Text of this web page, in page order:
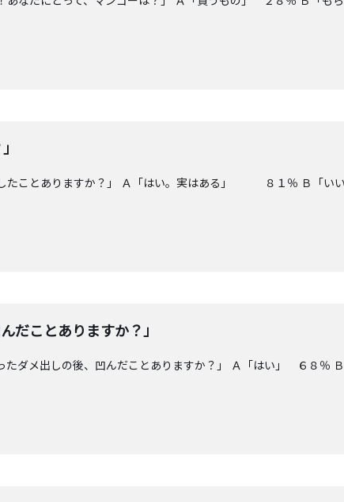
たことありますか？」 Ａ「はい。実はある」 ８１％ Ｂ「い
だことありますか？」
たダメ出しの後、凹んだことありますか？」 Ａ「はい」 ６８％